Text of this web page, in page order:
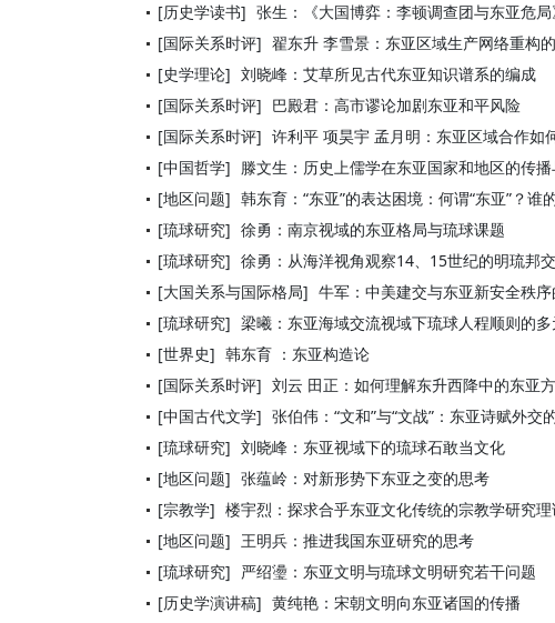
[历史学读书] 张生：《大国博弈：李顿调查团与东亚危
[国际关系时评] 翟东升 李雪景：东亚区域生产网络重
[史学理论] 刘晓峰：艾草所见古代东亚知识谱系的编成
[国际关系时评] 巴殿君：高市谬论加剧东亚和平风险
[国际关系时评] 许利平 项昊宇 孟月明：东亚区域合作如
[中国哲学] 滕文生：历史上儒学在东亚国家和地区的传
[地区问题] 韩东育：“东亚”的表达困境：何谓“东亚”？谁
[琉球研究] 徐勇：南京视域的东亚格局与琉球课题
[琉球研究] 徐勇：从海洋视角观察14、15世纪的明琉邦
[大国关系与国际格局] 牛军：中美建交与东亚新安全秩
[琉球研究] 梁曦：东亚海域交流视域下琉球人程顺则的
[世界史] 韩东育 ：东亚构造论
[国际关系时评] 刘云 田正：如何理解东升西降中的东亚
[中国古代文学] 张伯伟：“文和”与“文战”：东亚诗赋外交
[琉球研究] 刘晓峰：东亚视域下的琉球石敢当文化
[地区问题] 张蕴岭：对新形势下东亚之变的思考
[宗教学] 楼宇烈：探求合乎东亚文化传统的宗教学研究
[地区问题] 王明兵：推进我国东亚研究的思考
[琉球研究] 严绍璗：东亚文明与琉球文明研究若干问题
[历史学演讲稿] 黄纯艳：宋朝文明向东亚诸国的传播